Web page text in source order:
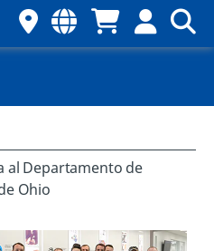
al Departamento de
Ohio